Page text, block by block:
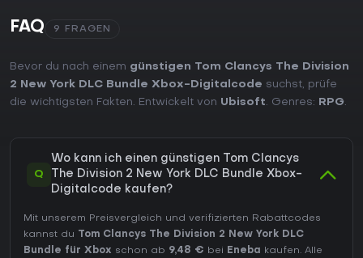
FAQ 9 FRAGEN
Bevor du nach einem günstigen Tom Clancys The Division
2 New York DLC Bundle Xbox-Digitalcode suchst, prüfe
die wichtigsten Fakten. Entwickelt von Ubisoft. Genres: RPG.
Q
Wo kann ich einen günstigen Tom Clancys
The Division 2 New York DLC Bundle Xbox-
Digitalcode kaufen?
Mit unserem Preisvergleich und verifizierten Rabattcodes
kannst du
Tom Clancys The Division 2 New York DLC
Bundle für Xbox schon ab 9,48 € bei Eneba
kaufen. Alle